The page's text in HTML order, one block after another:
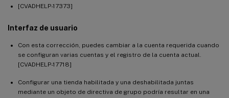
[CVADHELP-17373]
Interfaz de usuario
Con esta corrección, puedes cambiar a la cuenta requerida cuando
se configuran varias cuentas y el registro de la cuenta actual.
[CVADHELP-17718]
Configurar una tienda habilitada y una deshabilitada juntas
mediante un objeto de directiva de grupo podría resultar en una